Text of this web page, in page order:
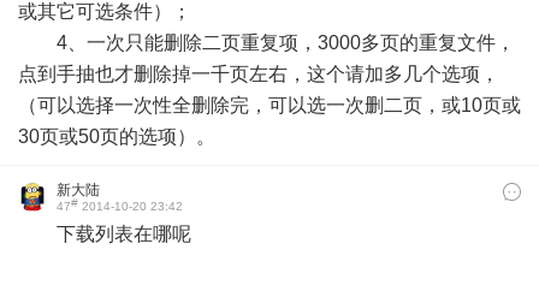
或其它可选条件）；
4、一次只能删除二页重复项，3000多页的重复文件，
点到手抽也才删除掉一千页左右，这个请加多几个选项，
（可以选择一次性全删除完，可以选一次删二页，或10页或
30页或50页的选项）。
新大陆
47# 2014-10-20 23:42
下载列表在哪呢